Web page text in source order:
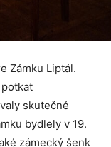
Zámku Liptál.
skutečné
bydlely v 19.
zámecký šenk